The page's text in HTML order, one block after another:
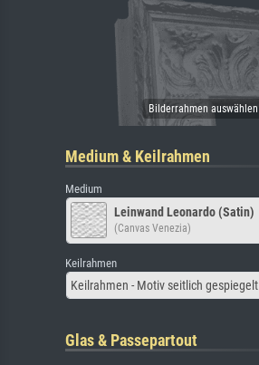
Medium & Keilrahmen
Medium
Leinwand Leonardo (Satin)
(Canvas Venezia)
Keilrahmen
Keilrahmen - Motiv seitlich gespiegelt
Glas & Passepartout